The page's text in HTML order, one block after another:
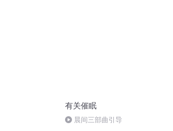
有关催眠
晨间三部曲引导